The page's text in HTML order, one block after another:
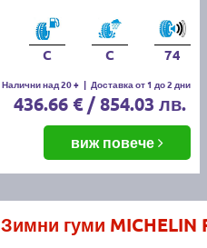
C C 74
Налични над 20 + | Доставка от 1 до 2 дни
436.66 € / 854.03 лв.
виж повече
Зимни гуми MICHELIN